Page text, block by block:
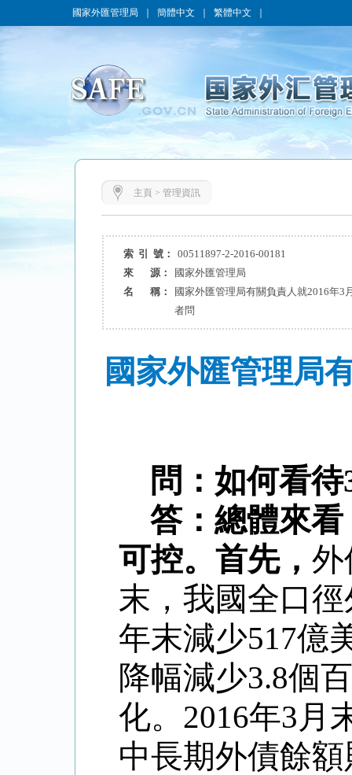
國家外匯管理局 簡體中文 繁體中文
主頁 > 管理資訊
索 引 號：
00511897-2-2016-00181
來 源：
國家外匯管理局
名 稱：
國家外匯管理局有關負責人就2016年3
者問
國家外匯管理局
問：如何看待
答：總體來
可控。首先， 外
末，我國全口
年末減少517億
降幅減少3.8個
化。 2016年3月
中長期外債餘